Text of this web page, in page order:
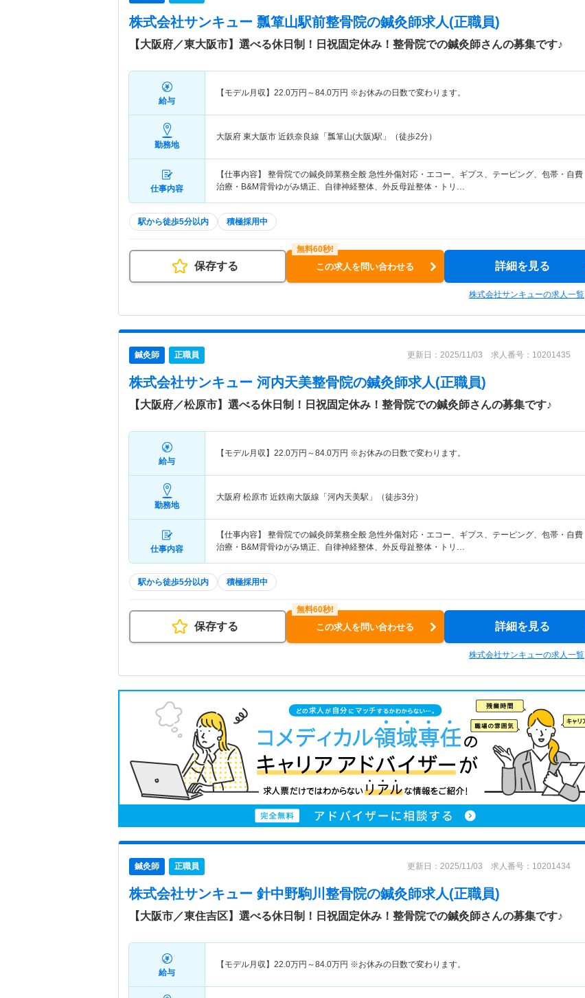
株式会社サンキュー 瓢箪山駅前整骨院の鍼灸師求人(正職員)
【大阪府／東大阪市】選べる休日制！日祝固定休み！整骨院での鍼灸師さんの募集です♪
給与
【モデル月収】 22.0万円～84.0万円 ※お休みの日数で変わります。
勤務地
大阪府 東大阪市 近鉄奈良線「瓢箪山(大阪)駅」（徒歩2分）
仕事内容
【仕事内容】 整骨院での鍼灸師業務全般 急性外傷対応・エコー、ギプス、テーピング、包帯・自費
治療・B&M背骨ゆがみ矯正、自律神経整体、外反母趾整体・トリ…
駅から徒歩5分以内 積極採用中
保存する この求人を問い合わせる 詳細を見る
株式会社サンキューの求人一覧
鍼灸師 正職員 更新日：2025/11/03 求人番号：10201435
株式会社サンキュー 河内天美整骨院の鍼灸師求人(正職員)
【大阪府／松原市】選べる休日制！日祝固定休み！整骨院での鍼灸師さんの募集です♪
給与
【モデル月収】 22.0万円～84.0万円 ※お休みの日数で変わります。
勤務地
大阪府 松原市 近鉄南大阪線「河内天美駅」（徒歩3分）
仕事内容
【仕事内容】 整骨院での鍼灸師業務全般 急性外傷対応・エコー、ギプス、テーピング、包帯・自費
治療・B&M背骨ゆがみ矯正、自律神経整体、外反母趾整体・トリ…
駅から徒歩5分以内 積極採用中
保存する この求人を問い合わせる 詳細を見る
株式会社サンキューの求人一覧
鍼灸師 正職員 更新日：2025/11/03 求人番号：10201434
株式会社サンキュー 針中野駒川整骨院の鍼灸師求人(正職員)
【大阪市／東住吉区】選べる休日制！日祝固定休み！整骨院での鍼灸師さんの募集です♪
給与
【モデル月収】 22.0万円～84.0万円 ※お休みの日数で変わります。